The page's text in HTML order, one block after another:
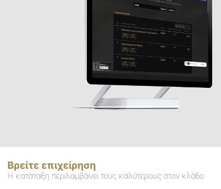
Βρείτε επιχείρηση
Η κατάταξη περιλαμβάνει τους καλύτερους στον κλάδο